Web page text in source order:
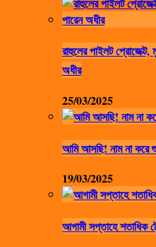
রাহুলের পাইলট প্রোজেক্ট,
অধীর
25/03/2025
আমি আসছি! নাম না করে
19/03/2025
আগামী সপ্তাহে শতাধিক